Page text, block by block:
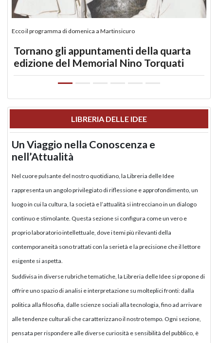
Ecco il programma di domenica a Martinsicuro
Tornano gli appuntamenti della quarta
edizione del Memorial Nino Torquati
LIBRERIA DELLE IDEE
Un Viaggio nella Conoscenza e
nell’Attualità
Nel cuore pulsante del nostro quotidiano, la Libreria delle Idee
rappresenta un angolo privilegiato di riflessione e approfondimento, un
luogo in cui la cultura, la società e l’attualità si intrecciano in un dialogo
continuo e stimolante. Questa sezione si configura come un vero e
proprio laboratorio intellettuale, dove i temi più rilevanti della
contemporaneità sono trattati con la serietà e la precisione che il lettore
esigente si aspetta.
Suddivisa in diverse rubriche tematiche, la Libreria delle Idee si propone di
offrire uno spazio di analisi e interpretazione su molteplici fronti: dalla
politica alla filosofia, dalle scienze sociali alla tecnologia, fino ad arrivare
alle tendenze culturali che caratterizzano il nostro tempo. Ogni sezione,
pensata per rispondere alle diverse curiosità e sensibilità del pubblico, è